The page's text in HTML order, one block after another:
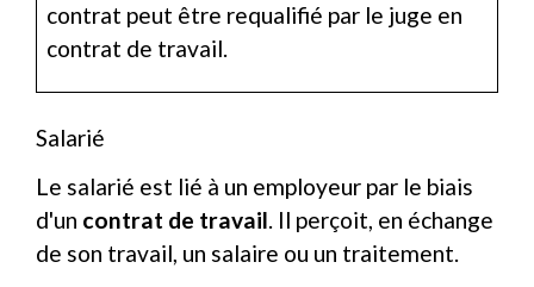
contrat peut être requalifié par le juge en
contrat de travail.
Salarié
Le salarié est lié à un employeur par le biais
d'un contrat de travail. Il perçoit, en échange
de son travail, un salaire ou un traitement.